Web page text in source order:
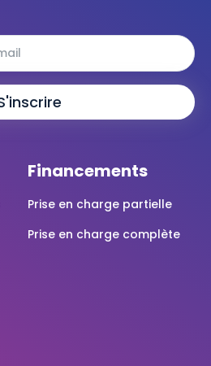
Financements
Prise en charge partielle
Prise en charge complète